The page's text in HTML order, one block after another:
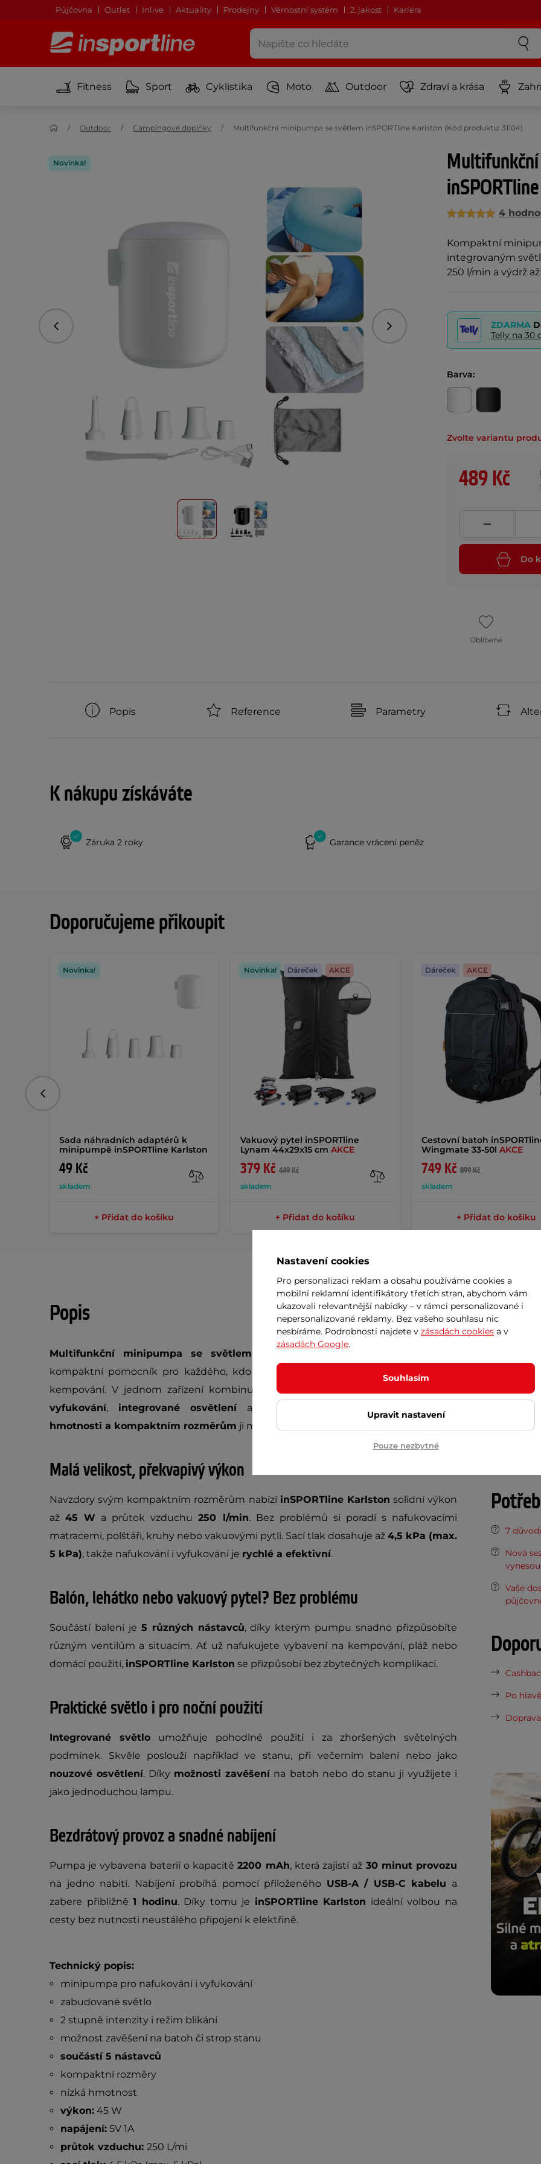
Půjčovna Outlet Inlive Aktuality Prodejny Věrnostní systém 2. jakost Kariéra
Fitness Sport Cyklistika Moto Outdoor Zdraví a krása
Outdoor Campingové doplňky Multifunkční minipumpa se světlem inSPORTline Karlston (Kód produktu: 31104)
4
Kompaktní
integrovaným
250 l/min a výdrž
Novinka!
Předchozí Následující ZDARMA
Telly na 30
Barva:
Zvolte variantu
489 Kč
Do
Oblíbené
Popis Reference Parametry
K nákupu získáváte
Záruka 2 roky Garance vrácení peněz
Doporučujeme přikoupit
Sada náhradních adaptérů k
minipumpě inSPORTline Karlston
49 Kč
skladem
Novinka!
+ Přidat do košíku
Vakuový pytel inSPORTline
Lynam 44x29x15 cm AKCE
379 Kč 449 Kč
skladem
Novinka! Dáreček AKCE
+ Přidat do košíku
Cestovní batoh
Wingmate 33-50l AKCE
749 Kč 899 Kč
skladem
Dáreček AKCE
+ Přidat do košíku
Předchozí
Popis
Multifunkční minipumpa se světlem inSPORTline Karlston
kompaktní pomocník pro každého, kdo tráví čas v přírodě, na cestách nebo při
kempování. V jednom zařízení kombinuje
výkonnou pumpu pro nafukování i
vyfukování, integrované osvětlenía snadnou přenositelnost. Díky
hmotnosti a kompaktním rozměrům ji můžete mít vždy po ruce.
Malá velikost, překvapivý výkon
Navzdory svým kompaktním rozměrům nabízí inSPORTline Karlston solidní výkon
až45 W a průtok vzduchu250 l/min. Bez problémů si poradí s nafukovacími
matracemi, polštáři, kruhy nebo vakuovými pytli. Sací tlak dosahuje až 4,5 kPa (max.
5 kPa), takže nafukování i vyfukování je rychlé a efektivní.
Balón, lehátko nebo vakuový pytel? Bez problému
Součástí balení je 5 různých nástavců, díky kterým pumpu snadno přizpůsobíte
různým ventilům a situacím. Ať už nafukujete vybavení na kempování, pláž nebo
domácí použití, inSPORTline Karlston se přizpůsobí bez zbytečných komplikací.
Praktické světlo i pro noční použití
Integrované světlo umožňuje pohodlné použití i za zhoršených světelných
podmínek. Skvěle poslouží například ve stanu, při večerním balení nebo jako
nouzové osvětlení. Díky možnosti zavěšenína batoh nebo do stanu ji využijete i
jako jednoduchou lampu.
Bezdrátový provoz a snadné nabíjení
Pumpa je vybavena baterií o kapacitě2200 mAh, která zajistí až 30 minut provozu
na jedno nabití. Nabíjení probíhá pomocí přiloženého USB-A / USB-C kabelu a
zabere přibližně1 hodinu. Díky tomu je inSPORTline Karlston ideální volbou na
cesty bez nutnosti neustálého připojení k elektřině.
Technický popis:
minipumpa pro nafukování i vyfukování
zabudované světlo
2 stupně intenzity i režim blikání
možnost zavěšení na batoh či strop stanu
součástí 5 nástavců
kompaktní rozměry
nízká hmotnost
výkon:45 W
napájení:5V 1A
průtok vzduchu: 250 L/mi
Návod
7
Nová
Vaše
Po
Nastavení cookies
Pro personalizaci reklam a obsahu používáme cookies a
mobilní reklamní identifikátory třetích stran, abychom vám
ukazovali relevantnější nabídky – v rámci personalizované i
nepersonalizované reklamy. Bez vašeho souhlasu nic
nesbíráme. Podrobnosti najdete v zásadách cookies a v
zásadách Google.
Souhlasím
Upravit nastavení
Pouze nezbytné